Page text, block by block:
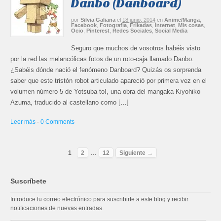
Danbo (Danboard)
por Silvia Galiana el 18 junio, 2014 en Anime/Manga
Facebook ,Fotografía,Frikadas,Internet ,Mis cosas
Ocio ,Pinterest ,Redes Sociales ,Social Media
Seguro que muchos de vosotros habéis visto
por la red las melancólicas fotos de un roto-caja llamado Danbo.
¿Sabéis dónde nació el fenómeno Danboard? Quizás os sorprenda
saber que este tristón robot articulado apareció por primera vez en el
volumen número 5 de Yotsuba to!, una obra del mangaka Kiyohiko
Azuma, traducido al castellano como […]
Leer más ·0 Comments
1 2 12 Siguiente →
Suscríbete
Introduce tu correo electrónico para suscribirte a este blog y recibir
notificaciones de nuevas entradas.